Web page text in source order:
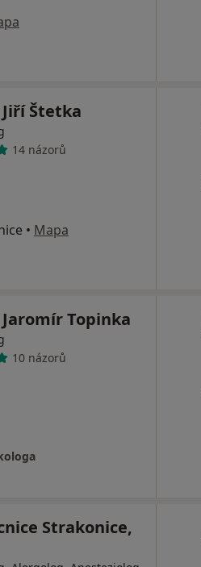
Štetka
14 názorů
• Mapa
Jaromír Topinka
10 názorů
Strakonice,